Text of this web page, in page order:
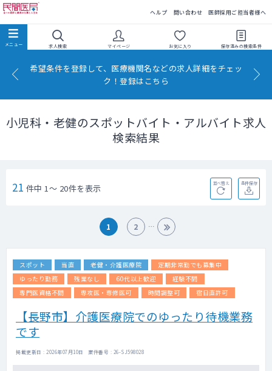
ヘルプ 問い合わせ 医師採用ご担当者様へ
求人検索 マイページ お気に入り 保存済みの検索条件
希望条件を登録して、医療機関名などの求人詳細をチェッ
ク！登録はこちら
小児科・老健のスポットバイト・アルバイト求人
検索結果
21 件中 1～ 20件を表示 並べ替え 条件保存
1 2
スポット 当直 老健・介護医療院
定期非常勤でも募集中
ゆったり勤務
残業なし 60代以上歓迎
経験不問
専門医資格不問
専攻医・専修医可 時間調整可 宿日直許可
【長野市】介護医療院でのゆったり待機業務
です
掲載更新日 : 2026年07月10日 案件番号 : 26-SJ598028